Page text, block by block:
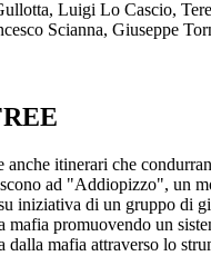
Luigi Lo Cascio,
Scianna, Giuseppe
anche itinerari che
ad "Addiopizzo", un
iniziativa di un gruppo di
mafia promuovendo un
dalla mafia attraverso lo